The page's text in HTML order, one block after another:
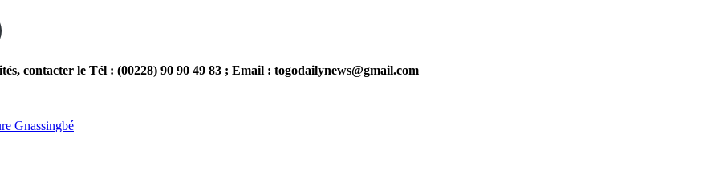
contacter le Tél : (00228) 90 90 49 83 ; Email : togodailynews@gmail.com
Gnassingbé